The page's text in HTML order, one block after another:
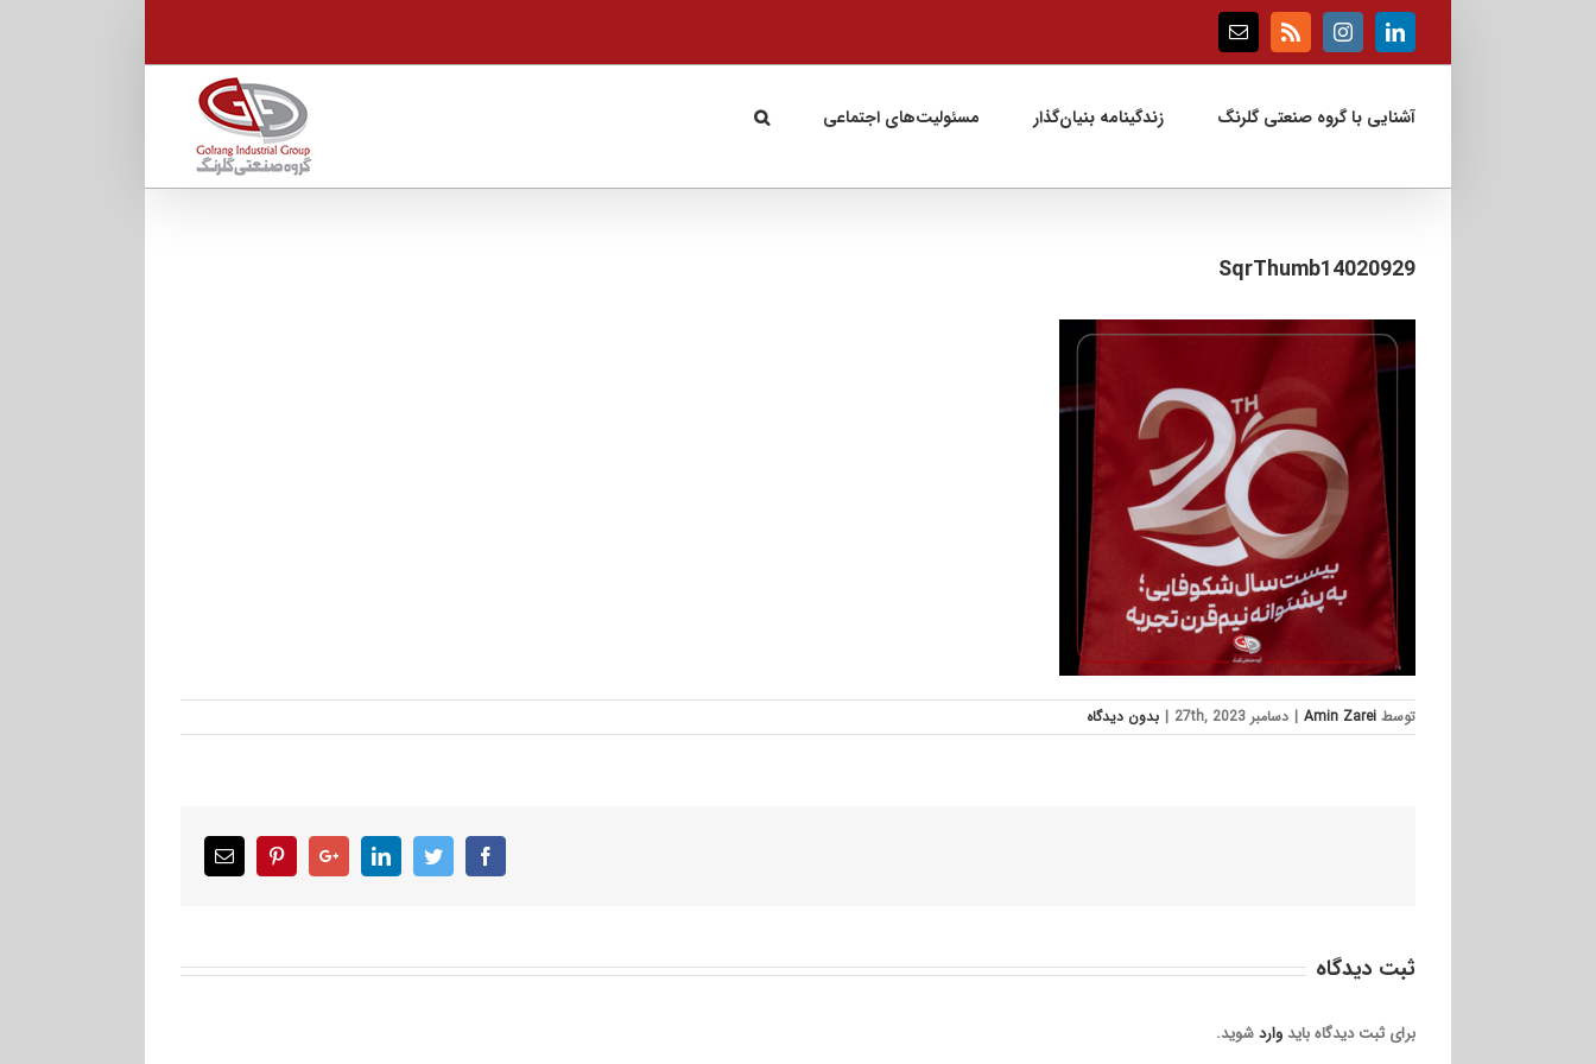
LinkedIn
Instagram
Rss
Email
آشنایی با گروه صنعتی گلرنگ زندگینامه بنیان‌گذار مسئولیت‌های اجتماعی
SqrThumb14020929
توسط Amin Zarei
| دسامبر 27th, 2023 | بدون ديدگاه
Facebook
Twitter
LinkedIn
Google+
Pinterest
Email
ثبت ديدگاه
برای ثبت دیدگاه باید واردشوید.